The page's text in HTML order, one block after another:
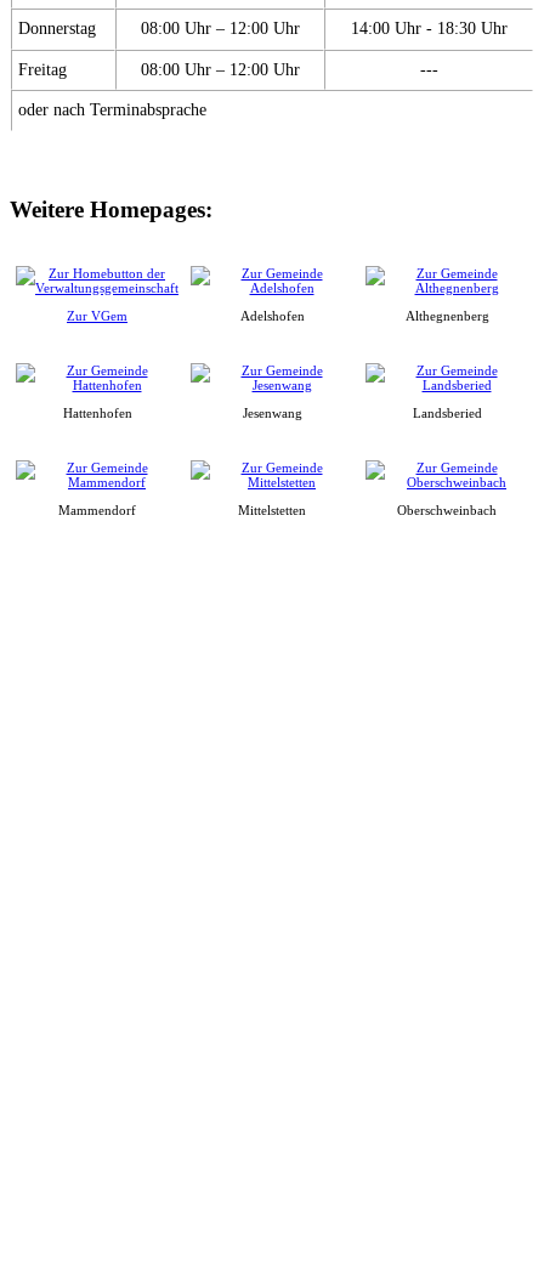
Donnerstag 08:00 Uhr – 12:00 Uhr 14:00 Uhr - 18:30 Uhr
Freitag 08:00 Uhr – 12:00 Uhr ---
oder nach Terminabsprache
Weitere Homepages:
Zur VGem Adelshofen Althegnenberg
Hattenhofen Jesenwang Landsberied
Mammendorf Mittelstetten Oberschweinbach